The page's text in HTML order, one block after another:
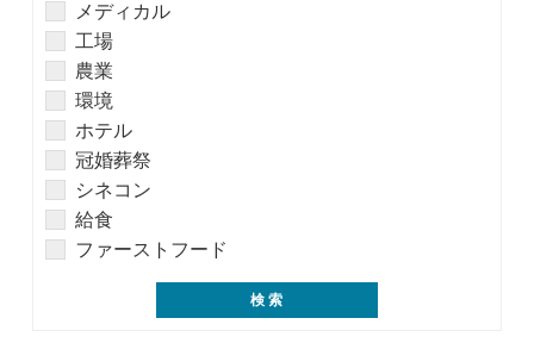
メディカル
工場
農業
環境
ホテル
冠婚葬祭
シネコン
給食
ファーストフード